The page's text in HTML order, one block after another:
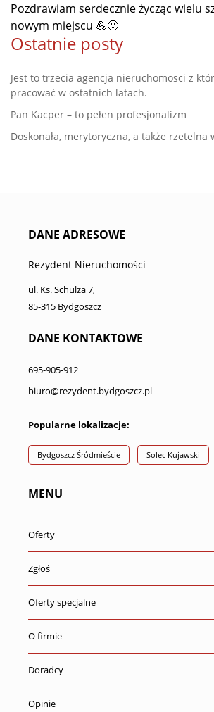
Pozdrawiam serdecznie życząc wielu
nowym miejscu 💪🙂
Ostatnie posty
Jest to trzecia agencja nieruchomosci z
pracować w ostatnich latach.
Pan Kacper – to pełen profesjonalizm
Doskonała, merytoryczna, a także rzetelna
DANE ADRESOWE
Rezydent Nieruchomości
ul. Ks. Schulza 7,
85-315 Bydgoszcz
DANE KONTAKTOWE
695-905-912
biuro@rezydent.bydgoszcz.pl
Popularne lokalizacje:
Bydgoszcz Śródmieście Solec Kujawski
MENU
Oferty
Zgłoś
Oferty specjalne
O firmie
Doradcy
Opinie